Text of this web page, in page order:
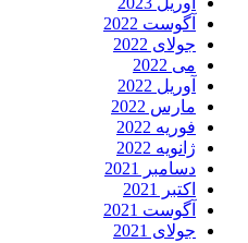
آگوست 2022
جولای 2022
می 2022
آوریل 2022
مارس 2022
فوریه 2022
ژانویه 2022
دسامبر 2021
اکتبر 2021
آگوست 2021
جولای 2021